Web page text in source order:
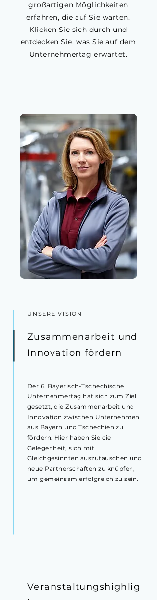
großartigen Möglichkeiten
erfahren, die auf Sie warten.
Klicken Sie sich durch und
entdecken Sie, was Sie auf dem
Unternehmertag erwartet.
UNSERE VISION
Zusammenarbeit und
Innovation fördern
Der 6. Bayerisch-Tschechische
Unternehmertag hat sich zum Ziel
gesetzt, die Zusammenarbeit und
Innovation zwischen Unternehmen
aus Bayern und Tschechien zu
fördern. Hier haben Sie die
Gelegenheit, sich mit
Gleichgesinnten auszutauschen und
neue Partnerschaften zu knüpfen,
um gemeinsam erfolgreich zu sein.
Veranstaltungshighlig